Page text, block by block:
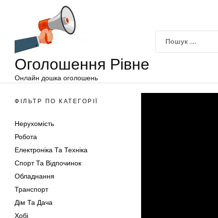
Оголошення Рівне
Онлайн дошка оголошень
ФІЛЬТР ПО КАТЕГОРІЇ
Нерухомість
Робота
Електроніка Та Техніка
Спорт Та Відпочинок
Обладнання
Транспорт
Дім Та Дача
Хобі